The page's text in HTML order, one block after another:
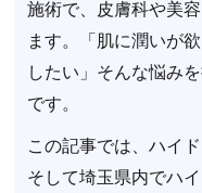
施術で、皮膚科や美
ます。「肌に潤いが
したい」そんな悩み
です。
この記事では、ハイ
そして埼玉県内でハ